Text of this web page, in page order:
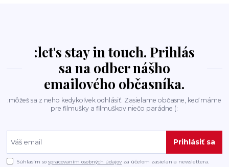
:let's stay in touch. Prihlás
sa na odber nášho
emailového občasníka.
:môžeš sa z neho kedykoľvek odhlásiť. Zasielame občasne, keď máme
pre filmušky a filmuškov niečo parádne (:
Prihlásiť sa
Súhlasím sospracovaním osobných údajov za účelom zasielania newslettera.